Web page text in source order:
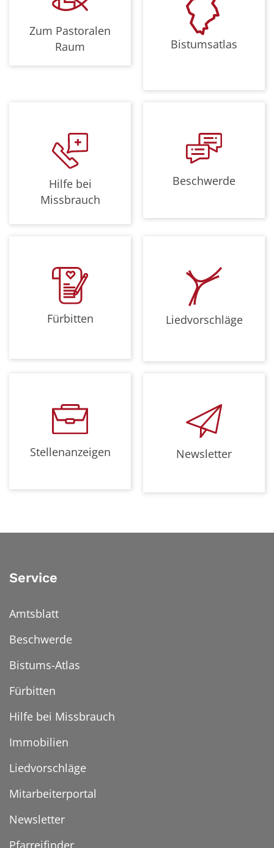
Zum Pastoralen
Raum
Bistumsatlas
Hilfe bei
Missbrauch
Beschwerde
Fürbitten Liedvorschläge
Stellenanzeigen Newsletter
Service
Amtsblatt
Beschwerde
Bistums-Atlas
Fürbitten
Hilfe bei Missbrauch
Immobilien
Liedvorschläge
Mitarbeiterportal
Newsletter
Pfarreifinder